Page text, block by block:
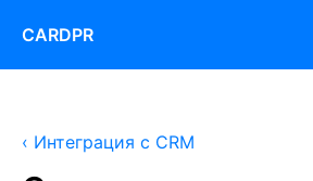
CARDPR
‹ Интеграция с CRM